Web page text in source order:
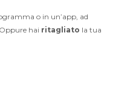
o in un’app, ad
hai ritagliato la tua